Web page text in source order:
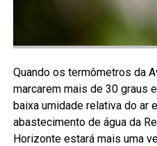
Quando os termômetros da
marcarem mais de 30 graus
baixa umidade relativa do ar
abastecimento de água da
Horizonte estará mais uma